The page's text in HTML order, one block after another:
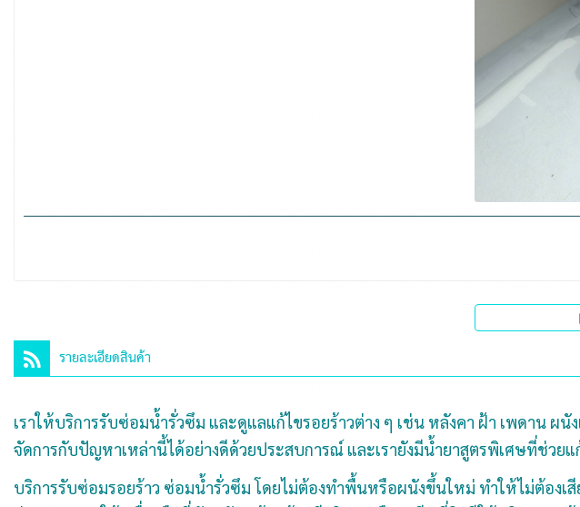
รายละเอียดสินค้า
เราให้บริการรับซ่อมน้ำรั่วซึม และดูแลแก้ไขรอยร้าวต่าง ๆ เช่น หลังคา ฝ้า เพดาน ผ
จัดการกับปัญหาเหล่านี้ได้อย่างดีด้วยประสบการณ์ และเรายังมีน้ำยาสูตรพิเศษที่ช่ว
บริการรับซ่อมรอยร้าว ซ่อมน้ำรั่วซึม โดยไม่ต้องทำพื้นหรือผนังขึ้นใหม่ ทำให้ไม่ต้อง